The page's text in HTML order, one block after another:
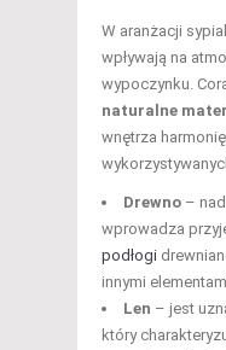
W aranżacji
wpływają na
wypoczynku.
naturalne
wnętrza
Drewno –
wprowadza
podłogi
innymi
Len – jest
który